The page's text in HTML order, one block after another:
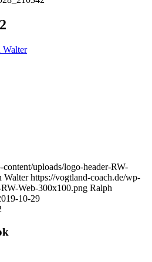
Walter
uploads/logo-header-RW-
Walter https://vogtland-coach.de/wp-
Web-300x100.png Ralph
10-29